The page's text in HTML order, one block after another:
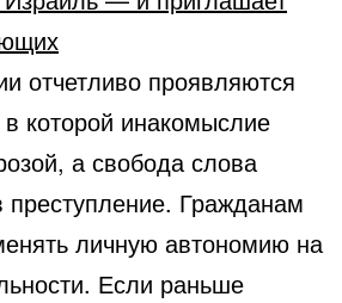
отчетливо проявляются
которой инакомыслие
а свобода слова
преступление. Гражданам
личную автономию на
Если раньше